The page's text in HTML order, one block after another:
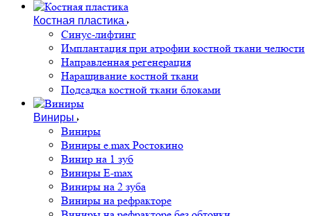
Костная пластика
Cинус-лифтинг
Имплантация при атрофии костной ткани челюсти
Направленная регенерация
Наращивание костной ткани
Подсадка костной ткани блоками
Виниры
Виниры
Виниры e.max Ростокино
Винир на 1 зуб
Виниры E-max
Виниры на 2 зуба
Виниры на рефракторе